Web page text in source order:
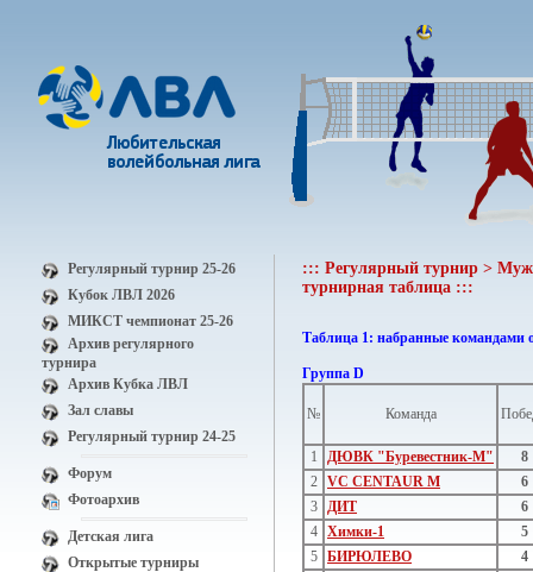
Регулярный турнир 25-26
Кубок ЛВЛ 2026
МИКСТ чемпионат 25-26
Архив регулярного
турнира
Архив Кубка ЛВЛ
Зал славы
Регулярный турнир 24-25
Форум
Фотоархив
Детская лига
Открытые турниры
::: Регулярный турнир >
турнирная таблица :::
Таблица 1: набранные командами
Группа D
№ Команда
1 ДЮВК "Буревестник-М"
8
2
VC CENTAUR M
6
3
ДИТ
6
4
Химки-1
5
5
БИРЮЛЕВО
4